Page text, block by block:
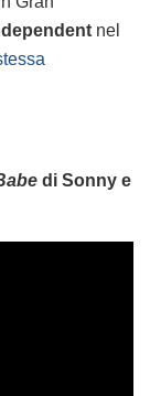
nel
di Sonny e